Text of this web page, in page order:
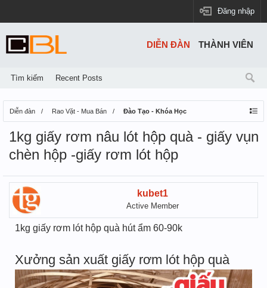
Đăng nhập
Diễn đàn Rao Vặt - Mua Bán Đào Tạo - Khóa Học
1kg giấy rơm nâu lót hộp quà - giấy vụn
chèn hộp -giấy rơm lót hộp
kubet1
Active Member
1kg giấy rơm lót hộp quà hút ẩm 60-90k
Xưởng sản xuất giấy rơm lót hộp quà
DIỄN ĐÀN
Tìm kiếm Recent Posts
THÀNH VIÊN